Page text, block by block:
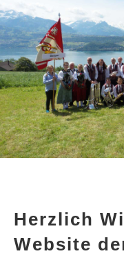
Herzlich
Website